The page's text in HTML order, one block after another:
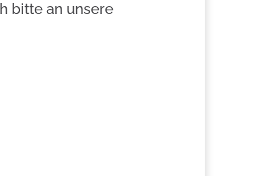
bitte an unsere